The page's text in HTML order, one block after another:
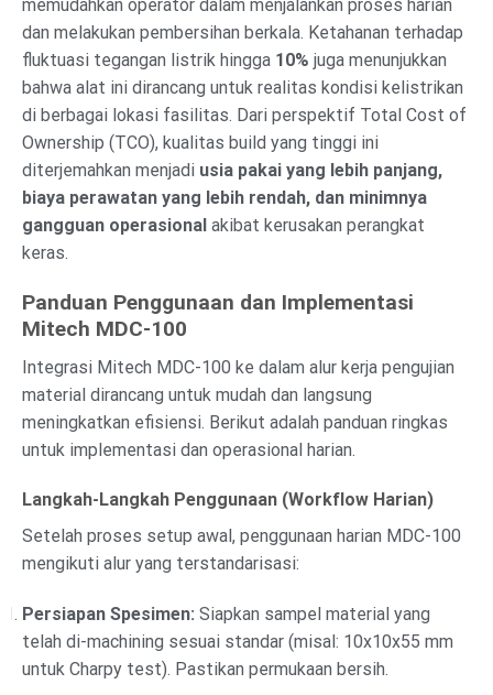
memudahkan operator dalam menjalankan proses harian
dan melakukan pembersihan berkala. Ketahanan terhadap
fluktuasi tegangan listrik hingga 10% juga menunjukkan
bahwa alat ini dirancang untuk realitas kondisi kelistrikan
di berbagai lokasi fasilitas. Dari perspektif Total Cost of
Ownership (TCO), kualitas build yang tinggi ini
diterjemahkan menjadi usia pakai yang lebih panjang,
biaya perawatan yang lebih rendah, dan minimnya
gangguan operasional akibat kerusakan perangkat
keras.
Panduan Penggunaan dan Implementasi
Mitech MDC-100
Integrasi Mitech MDC-100 ke dalam alur kerja pengujian
material dirancang untuk mudah dan langsung
meningkatkan efisiensi. Berikut adalah panduan ringkas
untuk implementasi dan operasional harian.
Langkah-Langkah Penggunaan (Workflow Harian)
Setelah proses setup awal, penggunaan harian MDC-100
mengikuti alur yang terstandarisasi:
Persiapan Spesimen: Siapkan sampel material yang
telah di-machining sesuai standar (misal: 10x10x55 mm
untuk Charpy test). Pastikan permukaan bersih.